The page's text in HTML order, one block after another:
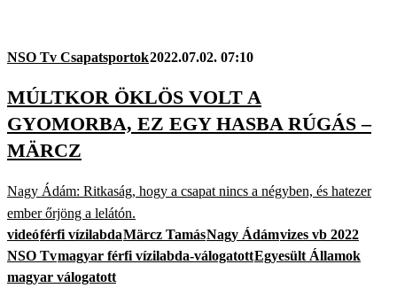
NSO Tv Csapatsportok2022.07.02. 07:10
MÚLTKOR ÖKLÖS VOLT A
GYOMORBA, EZ EGY HASBA RÚGÁS –
MÄRCZ
Nagy Ádám: Ritkaság, hogy a csapat nincs a négyben, és hatezer
ember őrjöng a lelátón.
videóférfi vízilabdaMärcz TamásNagy Ádámvizes vb 2022
NSO Tvmagyar férfi vízilabda-válogatottEgyesült Államok
magyar válogatott